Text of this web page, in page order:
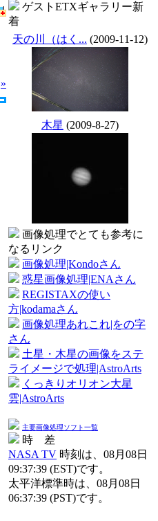
»
ゲストETXギャラリー新
着
天の川（はく... (2009-11-12)
木星 (2009-8-27)
画像処理でとても参考に
なるリンク
画像処理|Kondoさん
惑星画像処理|ENAさん
REGISTAXの使い
方|kodamaさん
画像処理あれこれ|をの字
さん
土星・木星の画像をステ
ライメージで処理|AstroArts
くっきりオリオン大星
雲|AstroArts
主要画像処理ソフト一覧
時 差
NASA TV 時刻は、08月08日
09:37:39 (EST)です。
太平洋標準時は、08月08日
06:37:39 (PST)です。